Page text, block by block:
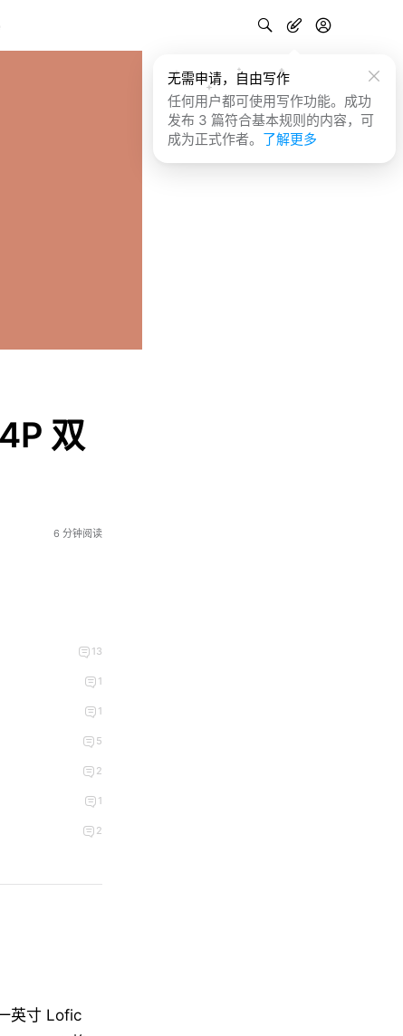
无需申请，自由写作
任何用户都可使用写作功能。成功
发布 3 篇符合基本规则的内容，可
成为正式作者。 了解更多
双
6 分钟阅读
13
1
1
5
2
1
2
英寸 Lofic